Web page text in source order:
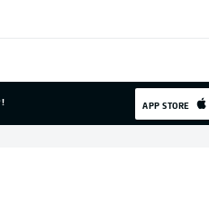
APP STORE